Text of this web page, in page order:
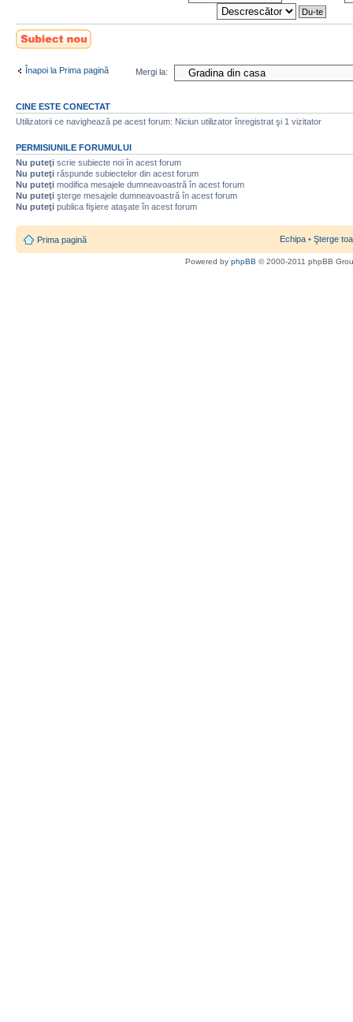
Scrie un subiect
nou
Înapoi la Prima pagină Mergi la:
CINE ESTE CONECTAT
Utilizatorii ce navighează pe acest forum: Niciun utilizator înregistrat şi 1 vizitator
PERMISIUNILE FORUMULUI
Nu puteţi scrie subiecte noi în acest forum
Nu puteţi răspunde subiectelor din acest forum
Nu puteţi modifica mesajele dumneavoastră în acest forum
Nu puteţi şterge mesajele dumneavoastră în acest forum
Nu puteţi publica fişiere ataşate în acest forum
Prima pagină Echipa • Şterge
Powered by phpBB © 2000-2011 phpBB